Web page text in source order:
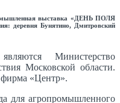
выставка «ДЕНЬ ПОЛЯ
Бунятино, Дмитровский
Министерство
Московской области.
«Центр».
для агропромышленного